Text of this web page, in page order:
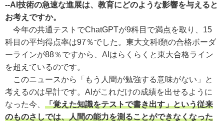
--AI技術の急速な進展は、教育にどのような影響を与えると
お考えですか。
今年の共通テストでChatGPTが9科目で満点を取り、15
科目の平均得点率は97％でした。東大文科I類の合格ボーダ
ーラインが88％ですから、AIはらくらくと東大合格ライン
を超えているのです。
このニュースから「もう人間が勉強する意味がない」と
考えるのは早計です。AIがこれだけの成績を出せるように
なった今、 「覚えた知識をテストで書き出す」という従来
のものさしでは、人間の能力を測ることができなくなった